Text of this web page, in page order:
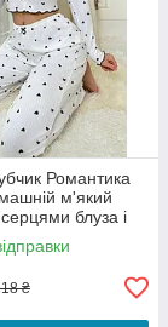
Романтика
м'який
блуза і
₴